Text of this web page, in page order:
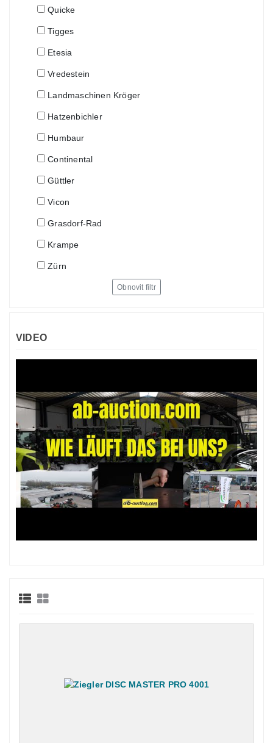
Quicke
Tigges
Etesia
Vredestein
Landmaschinen Kröger
Hatzenbichler
Humbaur
Continental
Güttler
Vicon
Grasdorf-Rad
Krampe
Zürn
Obnovit filtr
VIDEO